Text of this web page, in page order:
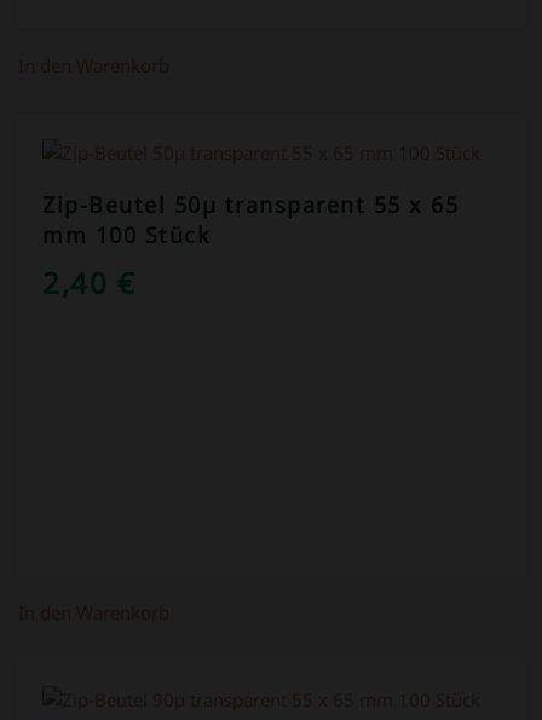
Zip-Beutel 50µ transparent 55 x 65
mm 100 Stück
2,40 €